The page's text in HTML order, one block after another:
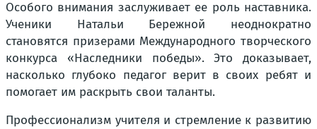
Особого внимания заслуживает ее роль наставника.
Ученики Натальи Бережной неоднократно
становятся призерами Международного творческого
конкурса «Наследники победы». Это доказывает,
насколько глубоко педагог верит в своих ребят и
помогает им раскрыть свои таланты.
Профессионализм учителя и стремление к развитию